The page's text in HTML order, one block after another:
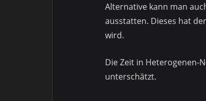
Alternative kann man
ausstatten. Dieses hat
wird.
Die Zeit in Heterogenen-
unterschätzt.